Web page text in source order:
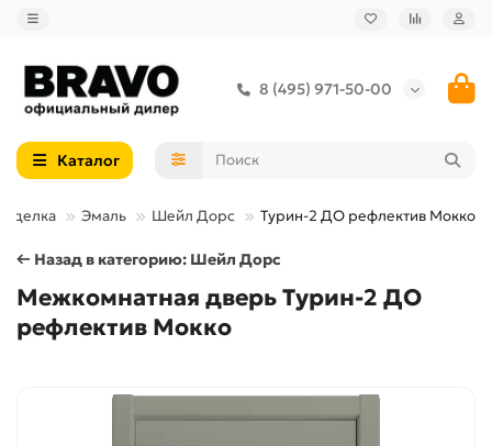
8 (495) 971-50-00
Каталог
Эмаль Шейл Дорс Турин-2 ДО рефлектив Мокко
← Назад в категорию: Шейл Дорс
Межкомнатная дверь Турин-2 ДО
рефлектив Мокко